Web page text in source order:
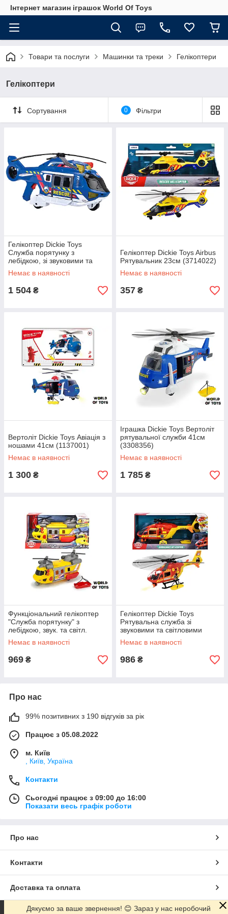
Інтернет магазин іграшок World Of Toys
Товари та послуги Машинки та треки Гелікоптери
Гелікоптери
Сортування 0 Фільтри
Гелікоптер Dickie Toys
Служба порятунку з
лебідкою, зі звуковими та
світловими ефектами 36 см
(3307002)
Немає в наявності
1 504 ₴
Гелікоптер Dickie Toys Airbus
Рятувальник 23см (3714022)
Немає в наявності
357 ₴
Вертоліт Dickie Toys Авіація з
ношами 41см (1137001)
Немає в наявності
1 300 ₴
Іграшка Dickie Toys Вертоліт
рятувальної служби 41см
(3308356)
Немає в наявності
1 785 ₴
Функціональний гелікоптер
"Служба порятунку" з
лебідкою, звук. та світл.
ефектами, 30 см, 3+ |
3306004
Немає в наявності
969 ₴
Гелікоптер Dickie Toys
Рятувальна служба зі
звуковими та світловими
ефектами 36см (3716024)
Немає в наявності
986 ₴
Про нас
99% позитивних з 190 відгуків за рік
Працює з 05.08.2022
м. Київ
, Київ, Україна
Контакти
Сьогодні працює з 09:00 до 16:00
Показати весь графік роботи
Про нас
Контакти
Доставка та оплата
Дякуємо за ваше звернення! 😊 Зараз у нас неробочий